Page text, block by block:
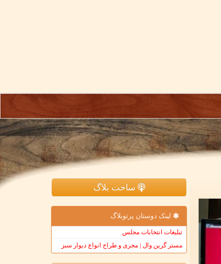
ساخت بلاگ
لینک دوستان پرتوبلاگ
تبلیغات انتخابات مجلس
مستر گرین وال | مجری و طراح انواع دیوار سبز